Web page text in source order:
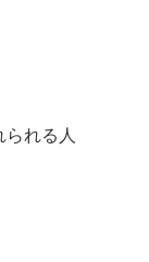
れる人